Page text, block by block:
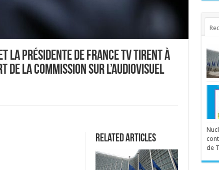
la présidente de France Tv tirent à
la Commission sur l’audiovisuel
Related Articles
Ce
de